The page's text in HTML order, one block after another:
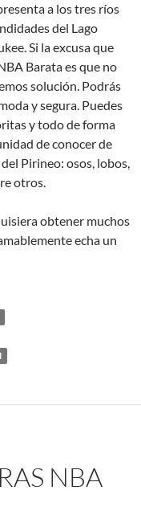
a los tres ríos
del Lago
Si la excusa que
Barata es que no
solución. Podrás
y segura. Puedes
y todo de forma
de conocer de
Pirineo: osos, lobos,
otros.
obtener muchos
echa un
NBA